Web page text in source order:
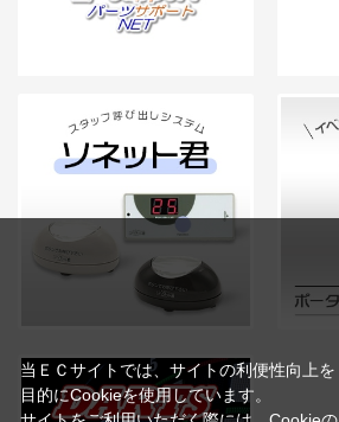
当ＥＣサイトでは、サイトの利便性向上を
目的にCookieを使用しています。